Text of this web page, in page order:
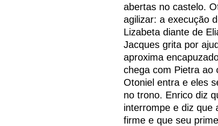
abertas no castelo.
agilizar: a execução
Lizabeta diante de
Jacques grita por
aproxima
chega com Pietra ao
Otoniel entra e eles
no trono. Enrico diz
interrompe e diz que
firme e que seu